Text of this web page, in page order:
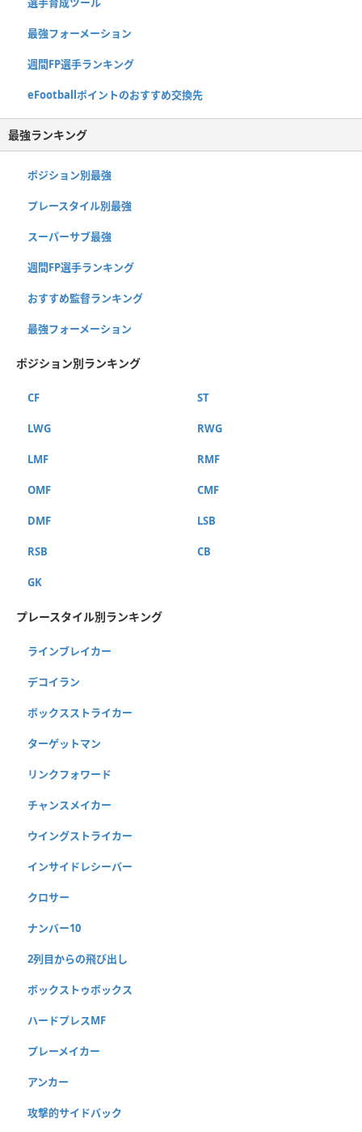
最強フォーメーション
週間FP選手ランキング
eFootballポイントのおすすめ交換先
最強ランキング
ポジション別最強
プレースタイル別最強
スーパーサブ最強
週間FP選手ランキング
おすすめ監督ランキング
最強フォーメーション
ポジション別ランキング
CF ST
LWG RWG
LMF RMF
OMF CMF
DMF LSB
RSB CB
GK
プレースタイル別ランキング
ラインブレイカー
デコイラン
ボックスストライカー
ターゲットマン
リンクフォワード
チャンスメイカー
ウイングストライカー
インサイドレシーバー
クロサー
ナンバー10
2列目からの飛び出し
ボックストゥボックス
ハードプレスMF
プレーメイカー
アンカー
攻撃的サイドバック